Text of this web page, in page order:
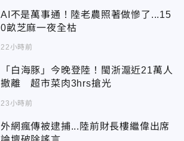
AI不是萬事通！陸老農照著做慘了...15
0畝芝麻一夜全枯
22小時前
「白海豚」今晚登陸！閩浙滬近21萬人
撤離 超市菜肉3hrs搶光
23小時前
外網瘋傳被逮捕...陸前財長樓繼偉出席